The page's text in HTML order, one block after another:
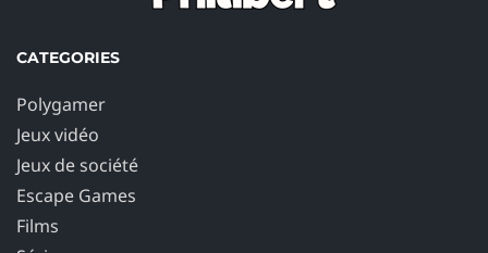
CATEGORIES
Polygamer
Jeux vidéo
Jeux de société
Escape Games
Films